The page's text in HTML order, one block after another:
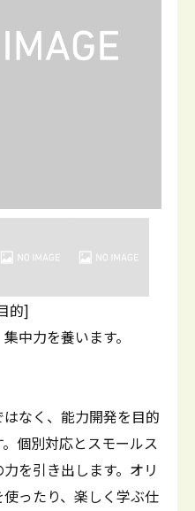
的]
中力を養います。
なく、能力開発を目的
個別対応とスモールス
を引き出します。オリ
ったり、楽しく学ぶ仕